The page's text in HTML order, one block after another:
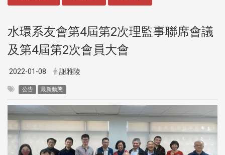
水環系友會第4屆第2次理監事聯席會議
及第4屆第2次會員大會
2022-01-08 謝雅陵
公告 最新動態